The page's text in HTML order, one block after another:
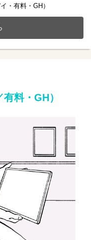
す。
頂ける方を募集してい
者のみ
・有料・GH）
料・GH）